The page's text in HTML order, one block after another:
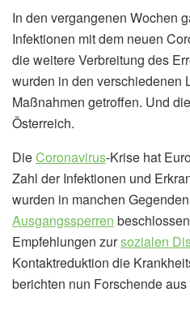
In den vergangenen Wochen
Infektionen mit dem neuen
die weitere Verbreitung des
wurden in den verschiedenen
Maßnahmen getroffen. Und
Österreich.
DieCoronavirus-Krise hat
Zahl der Infektionen und
wurden in manchen
Ausgangssperren
Empfehlungen zursozialen
Kontaktreduktion die
berichten nun Forschende aus